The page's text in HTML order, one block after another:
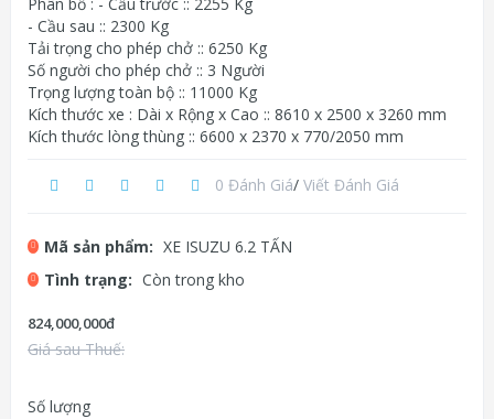
- Cầu sau :: 2300 Kg
Tải trọng cho phép chở :: 6250 Kg
Số người cho phép chở :: 3 Người
Trọng lượng toàn bộ :: 11000 Kg
Kích thước xe : Dài x Rộng x Cao :: 8610 x 2500 x 3260 mm
Kích thước lòng thùng :: 6600 x 2370 x 770/2050 mm
0 Đánh Giá/ Viết Đánh Giá
Mã sản phẩm: XE ISUZU 6.2 TẤN
Tình trạng: Còn trong kho
824,000,000đ
Giá sau Thuế:
Số lượng